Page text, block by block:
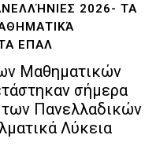
2026- ΤΑ
ΕΠΑΛ
Μαθηματικών
σήμερα
των Πανελλαδικών
Λύκεια